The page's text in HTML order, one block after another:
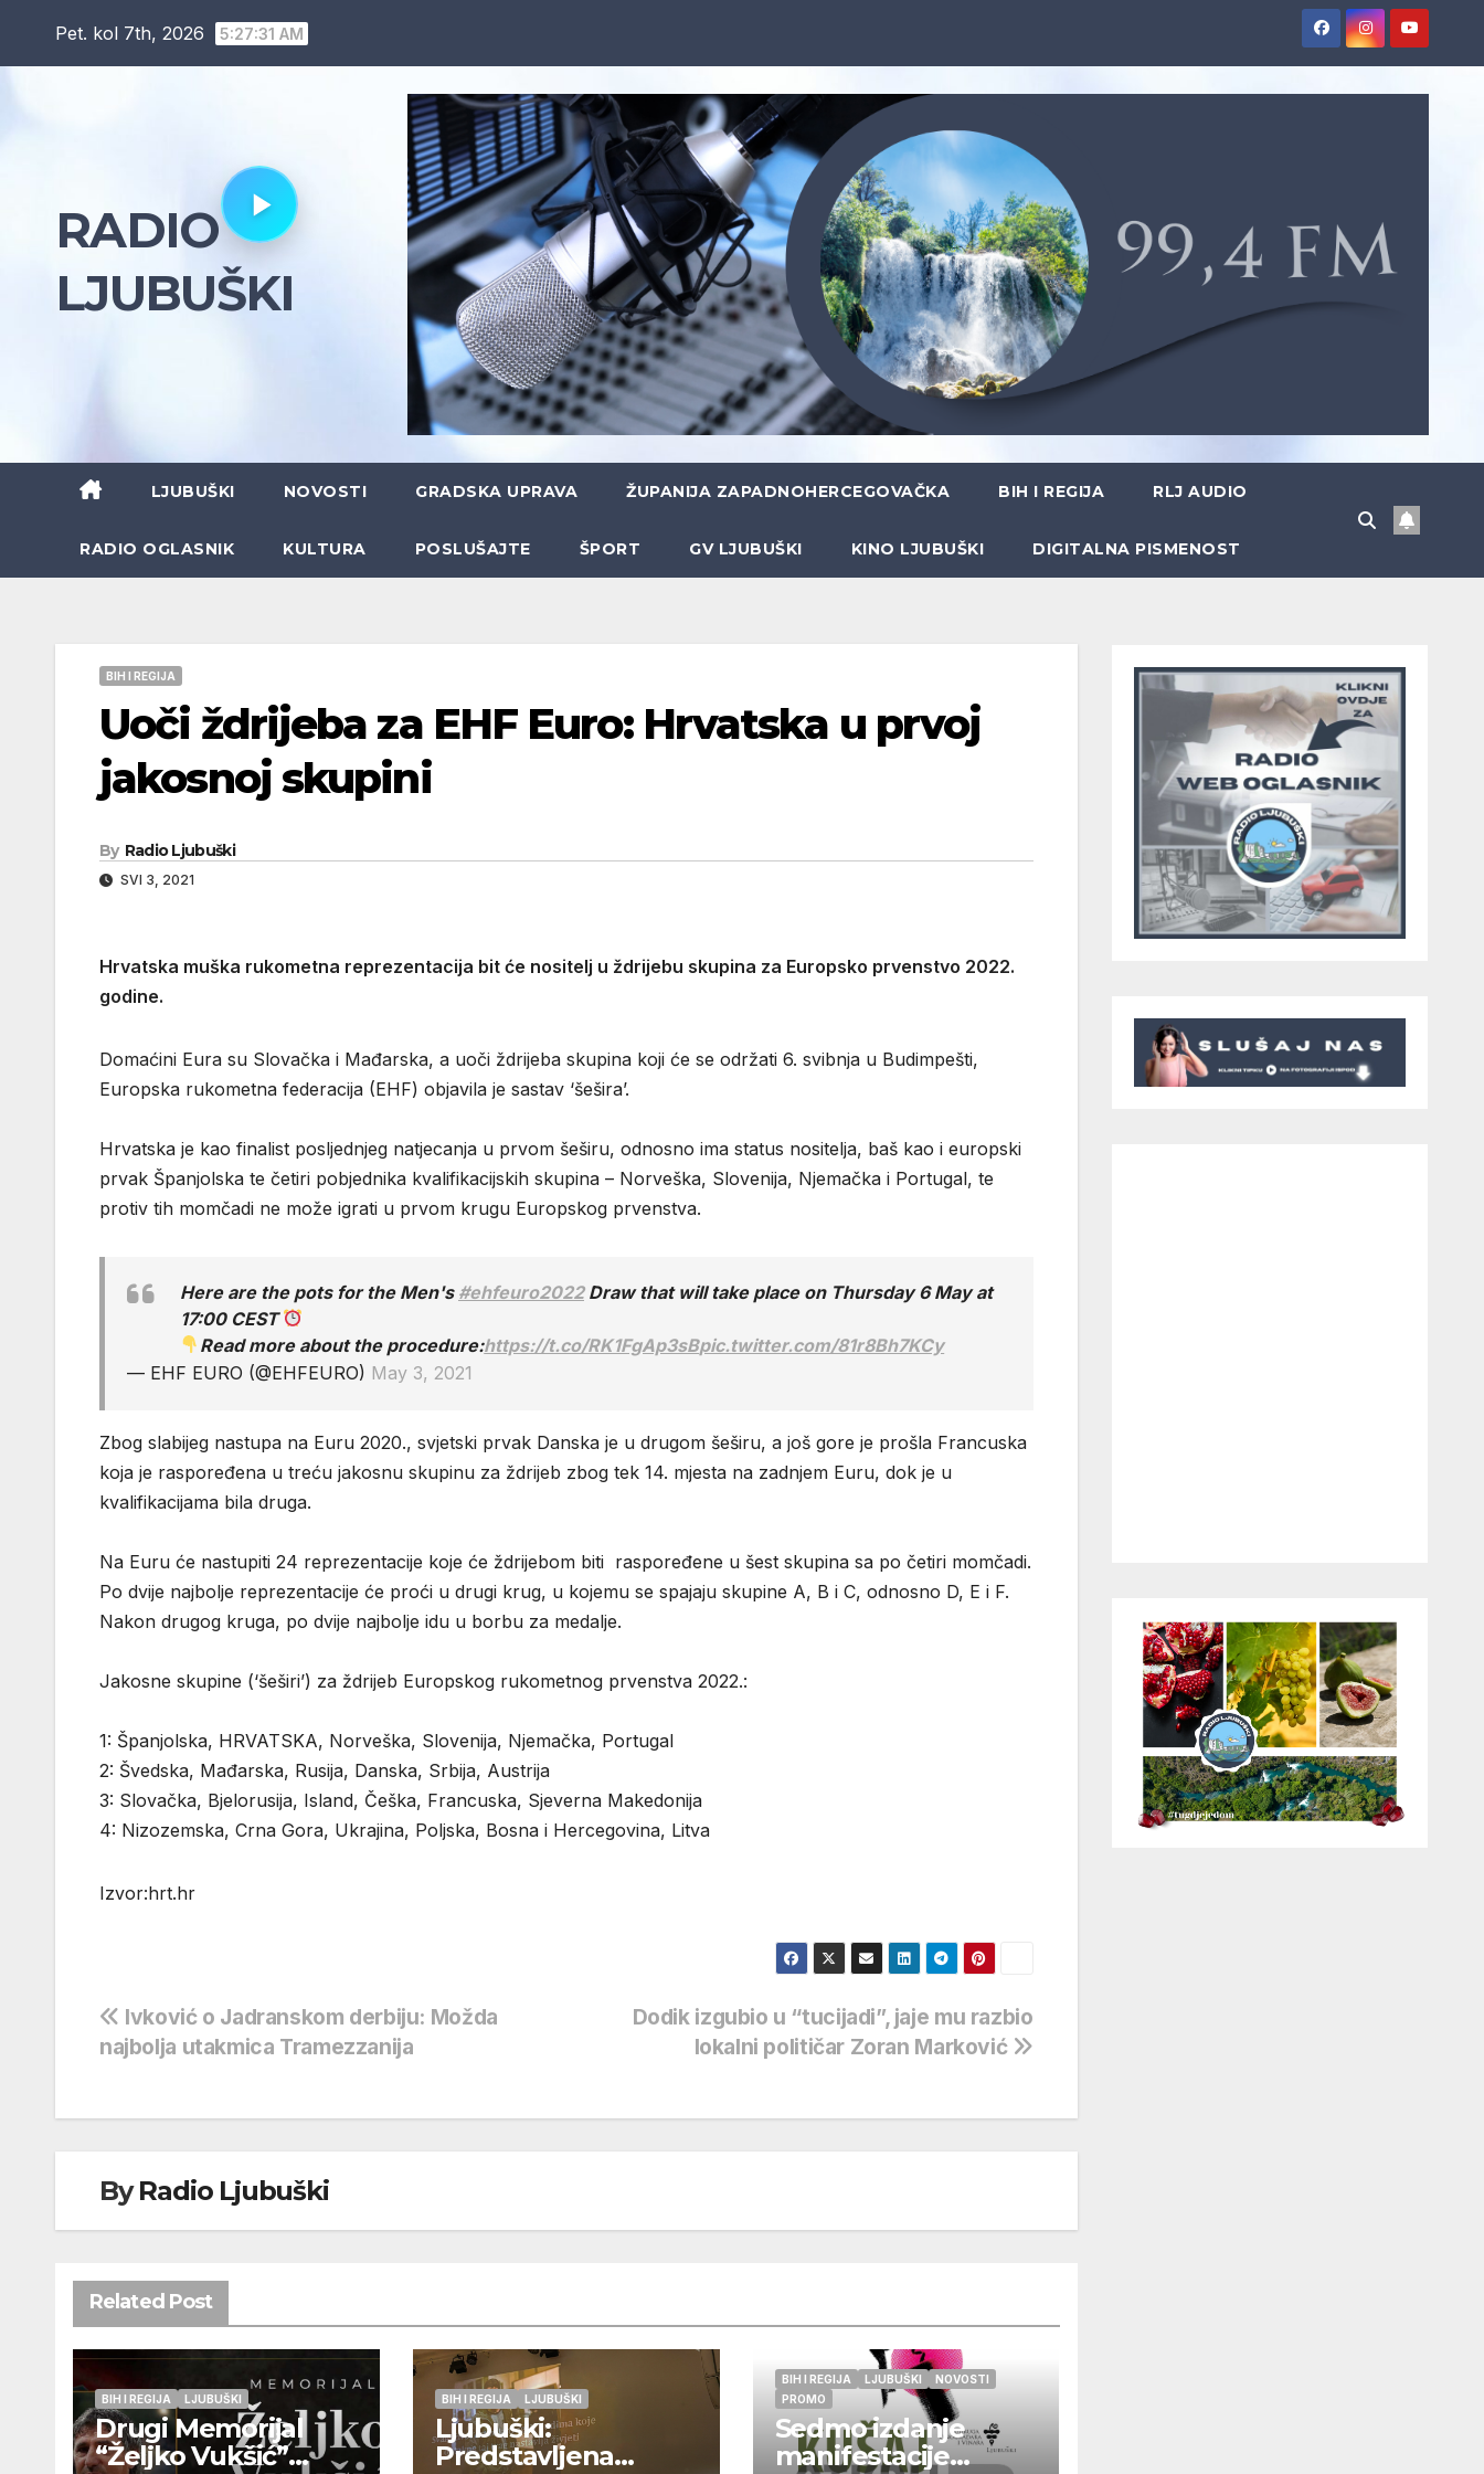
Pet. kol 7th, 2026 5:27:31 AM
RADIO
LJUBUŠKI
LJUBUŠKI NOVOSTI GRADSKA UPRAVA ŽUPANIJA ZAPADNOHERCEGOVAČKA BIH I REGIJA RLJ AUDIO
RADIO OGLASNIK KULTURA POSLUŠAJTE ŠPORT GV LJUBUŠKI KINO LJUBUŠKI DIGITALNA PISMENOST
BIH I REGIJA
Uoči ždrijeba za EHF Euro: Hrvatska u prvoj
jakosnoj skupini
By Radio Ljubuški
SVI 3, 2021
Hrvatska muška rukometna reprezentacija bit će nositelj u ždrijebu skupina za Europsko prvenstvo 2022.
godine.
Domaćini Eura su Slovačka i Mađarska, a uoči ždrijeba skupina koji će se održati 6. svibnja u Budimpešti,
Europska rukometna federacija (EHF) objavila je sastav ‘šešira’.
Hrvatska je kao finalist posljednjeg natjecanja u prvom šeširu, odnosno ima status nositelja, baš kao i europski
prvak Španjolska te četiri pobjednika kvalifikacijskih skupina – Norveška, Slovenija, Njemačka i Portugal, te
protiv tih momčadi ne može igrati u prvom krugu Europskog prvenstva.
Here are the pots for the Men's #ehfeuro2022Draw that will take place on Thursday 6 May at
17:00 CEST
Read more about the procedure:https://t.co/RK1FgAp3sBpic.twitter.com/81r8Bh7KCy
— EHF EURO (@EHFEURO) May 3, 2021
Zbog slabijeg nastupa na Euru 2020., svjetski prvak Danska je u drugom šeširu, a još gore je prošla Francuska
koja je raspoređena u treću jakosnu skupinu za ždrijeb zbog tek 14. mjesta na zadnjem Euru, dok je u
kvalifikacijama bila druga.
Na Euru će nastupiti 24 reprezentacije koje će ždrijebom biti raspoređene u šest skupina sa po četiri momčadi.
Po dvije najbolje reprezentacije će proći u drugi krug, u kojemu se spajaju skupine A, B i C, odnosno D, E i F.
Nakon drugog kruga, po dvije najbolje idu u borbu za medalje.
Jakosne skupine (‘šeširi’) za ždrijeb Europskog rukometnog prvenstva 2022.:
1: Španjolska, HRVATSKA, Norveška, Slovenija, Njemačka, Portugal
2: Švedska, Mađarska, Rusija, Danska, Srbija, Austrija
3: Slovačka, Bjelorusija, Island, Češka, Francuska, Sjeverna Makedonija
4: Nizozemska, Crna Gora, Ukrajina, Poljska, Bosna i Hercegovina, Litva
Izvor:hrt.hr
Navigacija
objava
Dodik izgubio u “tucijadi”, jaje mu razbio
lokalni političar Zoran Marković
Ivković o Jadranskom derbiju: Možda
najbolja utakmica Tramezzanija
ByRadio Ljubuški
Related Post
BIH I REGIJA LJUBUŠKI
Drugi Memorijal
“Željko Vukšić”
BIH I REGIJA LJUBUŠKI
Ljubuški:
Predstavljena
BIH I REGIJA LJUBUŠKI
NOVOSTI
PROMO
Sedmo izdanje
manifestacije